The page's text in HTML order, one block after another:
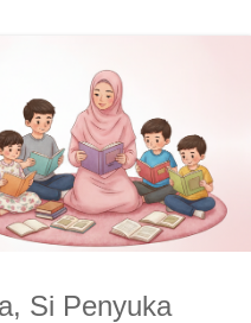
Si Penyuka